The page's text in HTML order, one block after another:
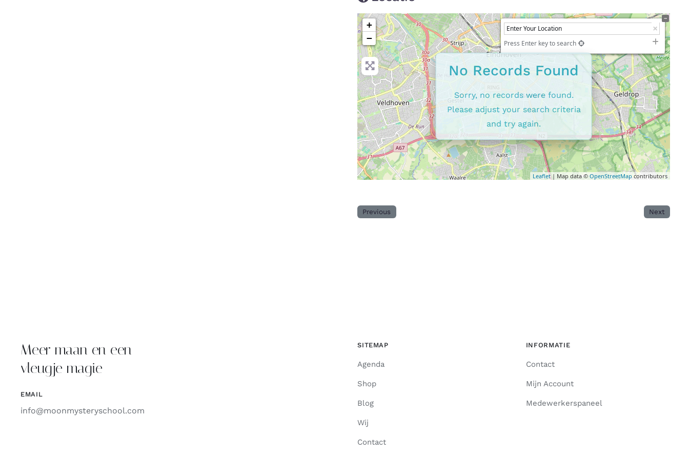
+
−
Press Enter key to search
Leaflet| Map data ©OpenStreetMapcontributors
No Records Found
Sorry, no records were found.
Please adjust your search criteria
and try again.
Previous Next
Meer maan en een
vleugje magie
EMAIL
info@moonmysteryschool.com
SITEMAP
Agenda
Shop
Blog
Wij
Contact
INFORMATIE
Contact
Mijn Account
Medewerkerspaneel